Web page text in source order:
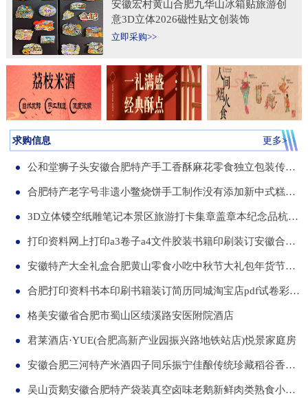
安徽宏村黄山合肥九华山冰箱贴旅游创
意3D立体2026磁性贴文创装饰
立即采购>>
求购信息 更多>
公和堂狮子头安徽合肥特产手工香酥麻花零食独立包装传统老式糕点
合肥特产老字号非遗小鳖烧饼手工制作没有添加新中式糕点伴手礼
3D立体镂空纸雕笔记本景区旅游打卡集章盖章本纪念品杭州合肥昆明武汉城市文创本可定制集章册景点北京logo
打印资料网上打印a3卷子a4文件胶装书籍印刷装订安徽合肥同城服务
安徽特产大全礼盒合肥黄山零食小吃中秋节大礼包年货节送伴手礼品
合肥打印资料书本印刷书籍装订简历同城淘宝店pdf试卷彩色a34讲义
格美安徽省合肥市蜀山区绩溪路安医附院酒店
君莱酒店·YUE(合肥高新产业园振兴路地铁站店)悦景家庭房
安徽合肥三河特产米酒四子同乐振宁佳酿传统珍藏稻谷香一箱两瓶
吴山贡鹅安徽合肥特产袋装真空卤味老鹅新鲜肉类熟食小吃包河发货